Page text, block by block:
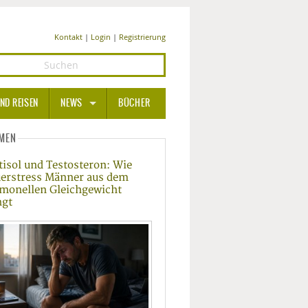
Kontakt| Login | Registrierung
REISEN NEWS
MEDIZIN UND PHARMA
ERNÄHRUNG
BEAUTY UND PFLEGE
SPORT UND FITNESS
WELLNESS UND REISEN
BÜCHER
und Testosteron: Wie
Männer aus dem
Gleichgewicht